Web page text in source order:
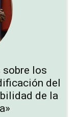
sobre los
del
de la